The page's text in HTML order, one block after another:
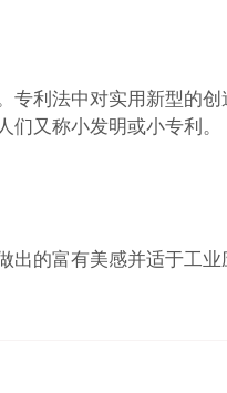
专利法中对实用新型的创
又称小发明或小专利。
出的富有美感并适于工业